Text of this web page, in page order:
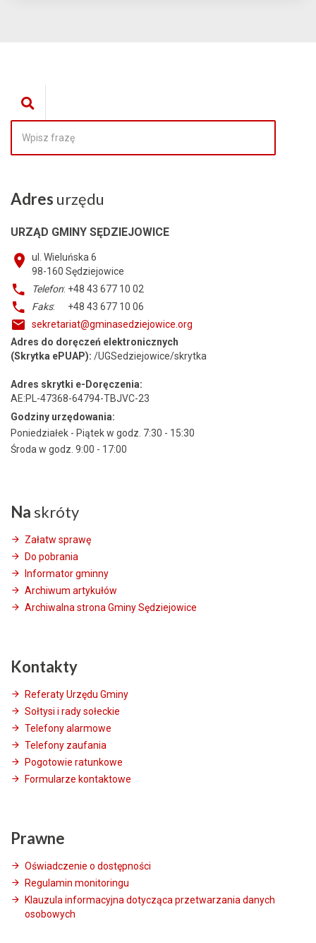
Adres urzędu
URZĄD GMINY SĘDZIEJOWICE
ul. Wieluńska 6
98-160 Sędziejowice
Telefon: +48 43 677 10 02
Faks: +48 43 677 10 06
sekretariat@gminasedziejowice.org
Adres do doręczeń elektronicznych
(Skrytka ePUAP): /UGSedziejowice/skrytka
Adres skrytki e-Doręczenia:
AE:PL-47368-64794-TBJVC-23
Godziny urzędowania:
Poniedziałek - Piątek w godz. 7:30 - 15:30
Środa w godz. 9:00 - 17:00
Na skróty
Załatw sprawę
Do pobrania
Informator gminny
Archiwum artykułów
Archiwalna strona Gminy Sędziejowice
Kontakty
Referaty Urzędu Gminy
Sołtysi i rady sołeckie
Telefony alarmowe
Telefony zaufania
Pogotowie ratunkowe
Formularze kontaktowe
Prawne
Oświadczenie o dostępności
Regulamin monitoringu
Klauzula informacyjna dotycząca przetwarzania danych
osobowych